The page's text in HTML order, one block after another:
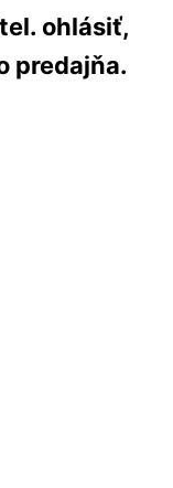
ohlásiť,
predajňa.